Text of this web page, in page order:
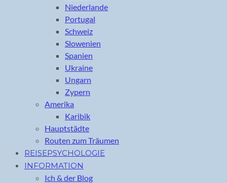
Niederlande
Portugal
Schweiz
Slowenien
Spanien
Ukraine
Ungarn
Zypern
Amerika
Karibik
Hauptstädte
Routen zum Träumen
REISEPSYCHOLOGIE
INFORMATION
Ich & der Blog